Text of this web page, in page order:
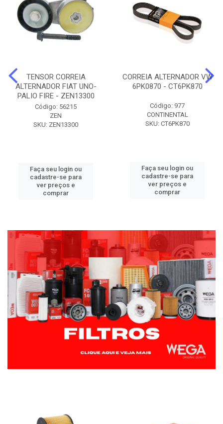
TENSOR CORREIA
ALTERNADOR FIAT UNO-
PALIO FIRE - ZEN13300
Código: 56215
ZEN
SKU: ZEN13300
Faça seu login ou
cadastre-se para
ver preços e
comprar
CORREIA ALTERNADOR VW
6PK0870 - CT6PK870
Código: 977
CONTINENTAL
SKU: CT6PK870
Faça seu login ou
cadastre-se para
ver preços e
comprar